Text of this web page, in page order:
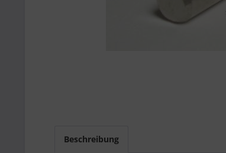
Beschreibung